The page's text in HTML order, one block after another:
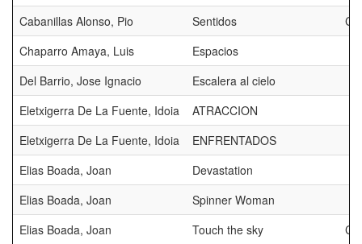
Cabanillas Alonso, Pio
Sentidos
Chaparro Amaya, Luis
Espacios
Del Barrio, Jose Ignacio
Escalera al cielo
Eletxigerra De La Fuente, Idoia
ATRACCION
Eletxigerra De La Fuente, Idoia
ENFRENTADOS
Elias Boada, Joan
Devastation
Elias Boada, Joan
Spinner Woman
Elias Boada, Joan
Touch the sky